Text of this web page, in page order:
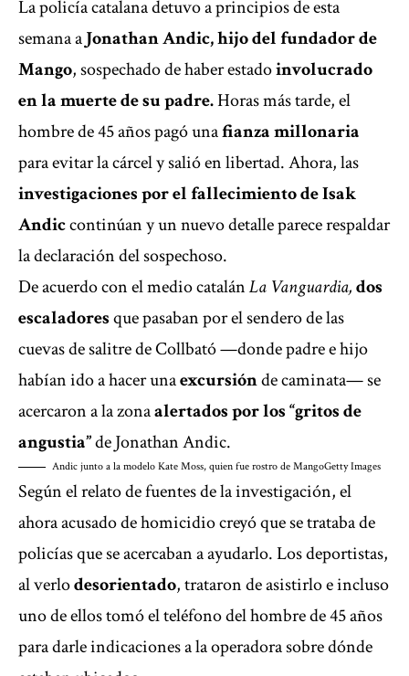
La policía catalana detuvo a principios de esta
semana aJonathan Andic, hijo del fundador de
Mango, sospechado de haber estadoinvolucrado
en la muerte de su padre.Horas más tarde, el
hombre de 45 años pagó unafianza millonaria
para evitar la cárcel y salió en libertad. Ahora, las
investigaciones por el fallecimiento de Isak
Andiccontinúan y un nuevo detalle parece respaldar
la declaración del sospechoso.
De acuerdo con el medio catalánLa Vanguardia,dos
escaladoresque pasaban por el sendero de las
cuevas de salitre de Collbató —donde padre e hijo
habían ido a hacer unaexcursiónde caminata— se
acercaron a la zonaalertados por los “gritos de
angustia”de Jonathan Andic.
Andic junto a la modelo Kate Moss, quien fue rostro de MangoGetty Images
Según el relato de fuentes de la investigación, el
ahora acusado de homicidio creyó que se trataba de
policías que se acercaban a ayudarlo. Los deportistas,
al verlodesorientado, trataron de asistirlo e incluso
uno de ellos tomó el teléfono del hombre de 45 años
para darle indicaciones a la operadora sobre dónde